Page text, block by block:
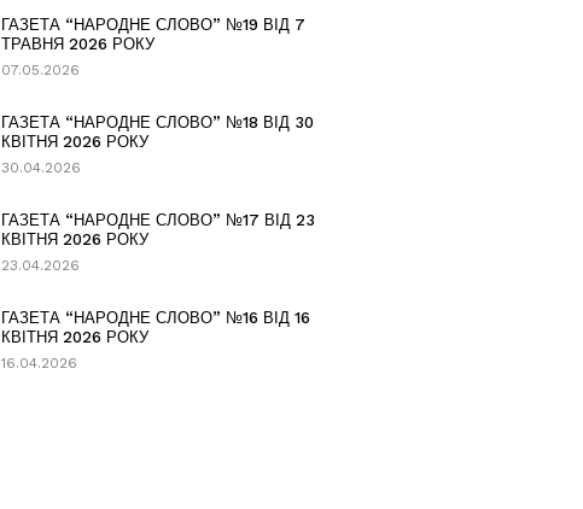
ГАЗЕТА “НАРОДНЕ СЛОВО” №19 ВІД 7
ТРАВНЯ 2026 РОКУ
07.05.2026
ГАЗЕТА “НАРОДНЕ СЛОВО” №18 ВІД 30
КВІТНЯ 2026 РОКУ
30.04.2026
ГАЗЕТА “НАРОДНЕ СЛОВО” №17 ВІД 23
КВІТНЯ 2026 РОКУ
23.04.2026
ГАЗЕТА “НАРОДНЕ СЛОВО” №16 ВІД 16
КВІТНЯ 2026 РОКУ
16.04.2026